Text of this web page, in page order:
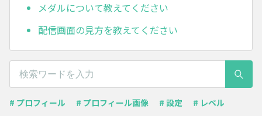
メダルについて教えてください
配信画面の見方を教えてください
# プロフィール # プロフィール画像 # 設定
# レベル